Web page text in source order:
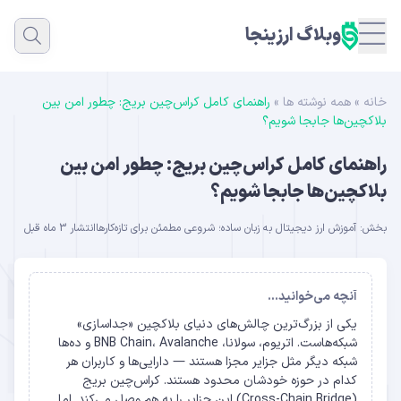
وبلاگ ارزینجا
خانه » همه نوشته ها » راهنمای کامل کراس‌چین بریج: چطور امن بین
بلاکچین‌ها جابجا شویم؟
راهنمای کامل کراس‌چین بریج: چطور امن بین
بلاکچین‌ها جابجا شویم؟
بخش: آموزش ارز دیجیتال به زبان ساده؛ شروعی مطمئن برای تازه‌کارهاانتشار 3 ماه قبل
آنچه می‌خوانید...
یکی از بزرگ‌ترین چالش‌های دنیای بلاکچین «جداسازی»
شبکه‌هاست. اتریوم، سولانا، BNB Chain، Avalanche و ده‌ها
شبکه دیگر مثل جزایر مجزا هستند — دارایی‌ها و کاربران هر
کدام در حوزه خودشان محدود هستند. کراس‌چین بریج